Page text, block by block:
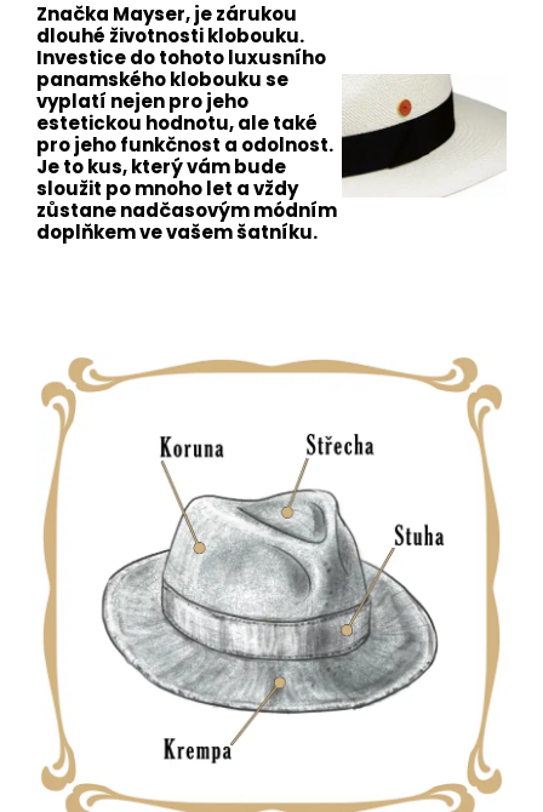
Značka Mayser, je zárukou
dlouhé životnosti klobouku.
Investice do tohoto luxusního
panamského klobouku se
vyplatí nejen pro jeho
estetickou hodnotu, ale také
pro jeho funkčnost a odolnost.
Je to kus, který vám bude
sloužit po mnoho let a vždy
zůstane nadčasovým módním
doplňkem ve vašem šatníku.